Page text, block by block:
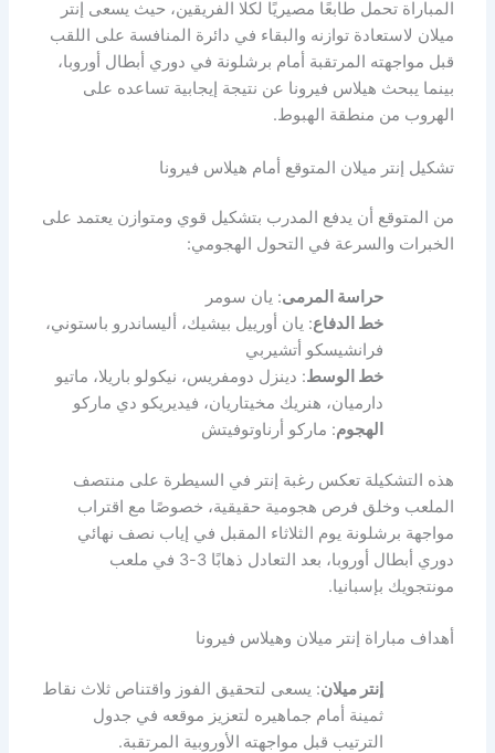
المباراة تحمل طابعًا مصيريًا لكلا الفريقين، حيث يسعى إنتر
ميلان لاستعادة توازنه والبقاء في دائرة المنافسة على اللقب
قبل مواجهته المرتقبة أمام برشلونة في دوري أبطال أوروبا،
بينما يبحث هيلاس فيرونا عن نتيجة إيجابية تساعده على
الهروب من منطقة الهبوط.
تشكيل إنتر ميلان المتوقع أمام هيلاس فيرونا
من المتوقع أن يدفع المدرب بتشكيل قوي ومتوازن يعتمد على
الخبرات والسرعة في التحول الهجومي:
حراسة المرمى: يان سومر
خط الدفاع: يان أورييل بيشيك، أليساندرو باستوني،
فرانشيسكو أتشيربي
خط الوسط: دينزل دومفريس، نيكولو باريلا، ماتيو
دارميان، هنريك مخيتاريان، فيديريكو دي ماركو
الهجوم: ماركو أرناوتوفيتش
هذه التشكيلة تعكس رغبة إنتر في السيطرة على منتصف
الملعب وخلق فرص هجومية حقيقية، خصوصًا مع اقتراب
مواجهة برشلونة يوم الثلاثاء المقبل في إياب نصف نهائي
دوري أبطال أوروبا، بعد التعادل ذهابًا 3-3 في ملعب
مونتجويك بإسبانيا.
أهداف مباراة إنتر ميلان وهيلاس فيرونا
إنتر ميلان: يسعى لتحقيق الفوز واقتناص ثلاث نقاط
ثمينة أمام جماهيره لتعزيز موقعه في جدول
الترتيب قبل مواجهته الأوروبية المرتقبة.